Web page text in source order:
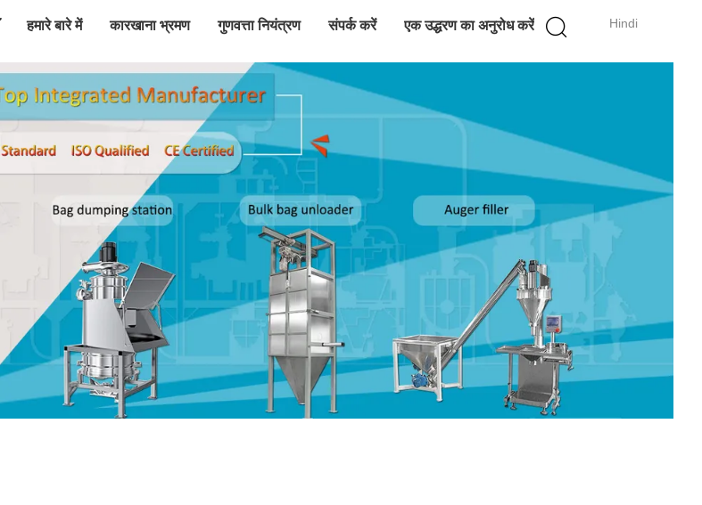
Hindi
हमारे बारे में कारखाना भ्रमण गुणवत्ता नियंत्रण संपर्क करें एक उद्धरण का अनुरोध करें